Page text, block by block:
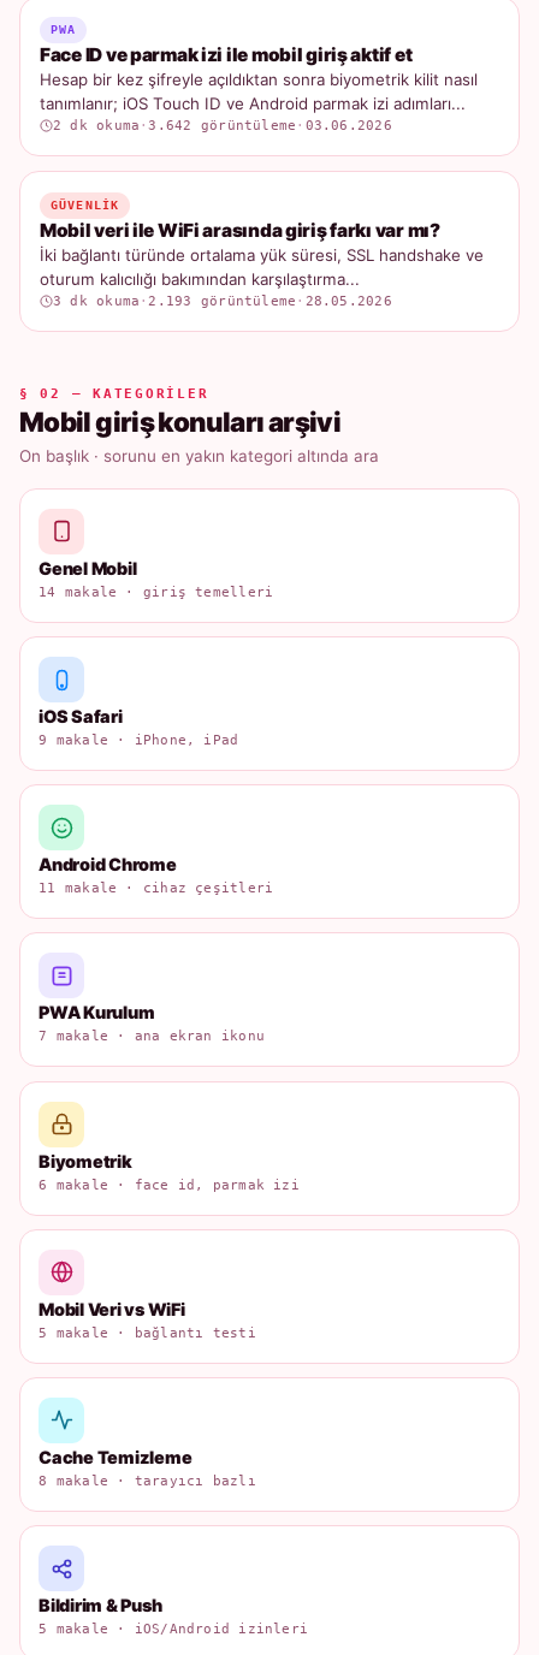
PWA
Face ID ve parmak izi ile mobil giriş aktif et
Hesap bir kez şifreyle açıldıktan sonra biyometrik kilit nasıl
tanımlanır; iOS Touch ID ve Android parmak izi adımları...
2 dk okuma ·3.642 görüntüleme · 03.06.2026
GÜVENLIK
Mobil veri ile WiFi arasında giriş farkı var mı?
İki bağlantı türünde ortalama yük süresi, SSL handshake ve
oturum kalıcılığı bakımından karşılaştırma...
3 dk okuma ·2.193 görüntüleme · 28.05.2026
§ 02 — KATEGORILER
Mobil giriş konuları arşivi
On başlık · sorunu en yakın kategori altında ara
Genel Mobil
14 makale · giriş temelleri
iOS Safari
9 makale · iPhone, iPad
Android Chrome
11 makale · cihaz çeşitleri
PWA Kurulum
7 makale · ana ekran ikonu
Biyometrik
6 makale · face id, parmak izi
Mobil Veri vs WiFi
5 makale · bağlantı testi
Cache Temizleme
8 makale · tarayıcı bazlı
Bildirim & Push
5 makale · iOS/Android izinleri